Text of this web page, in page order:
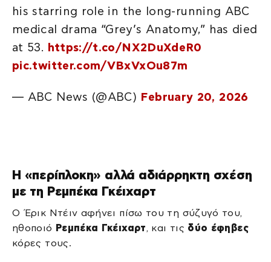
his starring role in the long-running ABC
medical drama “Grey’s Anatomy,” has died
at 53. https://t.co/NX2DuXdeR0
pic.twitter.com/VBxVxOu87m
— ABC News (@ABC) February 20, 2026
Η «περίπλοκη» αλλά αδιάρρηκτη σχέση
με τη Ρεμπέκα Γκέιχαρτ
Ο Έρικ Ντέιν αφήνει πίσω του τη σύζυγό του,
ηθοποιό Ρεμπέκα Γκέιχαρτ, και τις δύο έφηβες
κόρες τους.